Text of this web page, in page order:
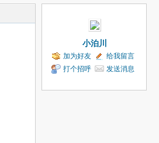
小泊川
加为好友
给我留言
打个招呼
发送消息